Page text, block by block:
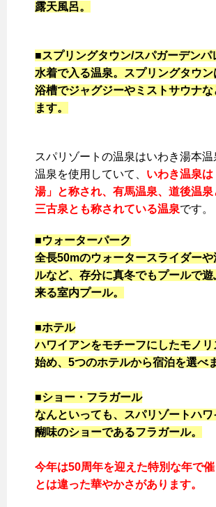
露天風呂。
■スプリングタウン/スパガーデンパ
水着で入る温泉。スプリングタウン
浴槽でジャグジーやミストサウナ
ます。
スパリゾートの温泉はいわき湯本
温泉を使用していて、 いわき温泉
湯」と称され、有馬温泉、道後温
三古泉とも称されている温泉です。
■ウォーターパーク
全長50mのウォータースライダー
ルなど、存分に真冬でもプールで遊
来る室内プール。
■ホテル
ハワイアンをモチーフにしたモノ
始め、5つのホテルから宿泊を選べ
■ショー・フラガール
なんといっても、スパリゾートハ
醐味のショーであるフラガール。
今年は50周年を迎えた特別な年で
とは違った華やかさがあります。